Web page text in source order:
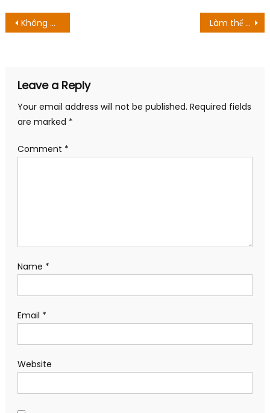
Post
Không ai được nhìn thấy đầy đủ các thẻ Pokémon được tạo ra cho đến bây giờ, bằng cách nào đó Làm thế nào để xem phim tài liệu Armie Hammer? Hướng dẫn phát trực tuyến House Of Hammer
Leave a Reply
Your email address will not be published. Required fields
are marked *
Comment *
Name *
Email *
Website